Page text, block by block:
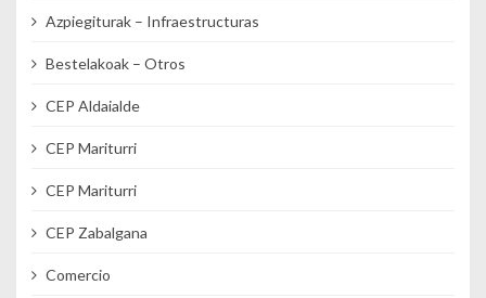
Azpiegiturak – Infraestructuras
Bestelakoak – Otros
CEP Aldaialde
CEP Mariturri
CEP Mariturri
CEP Zabalgana
Comercio